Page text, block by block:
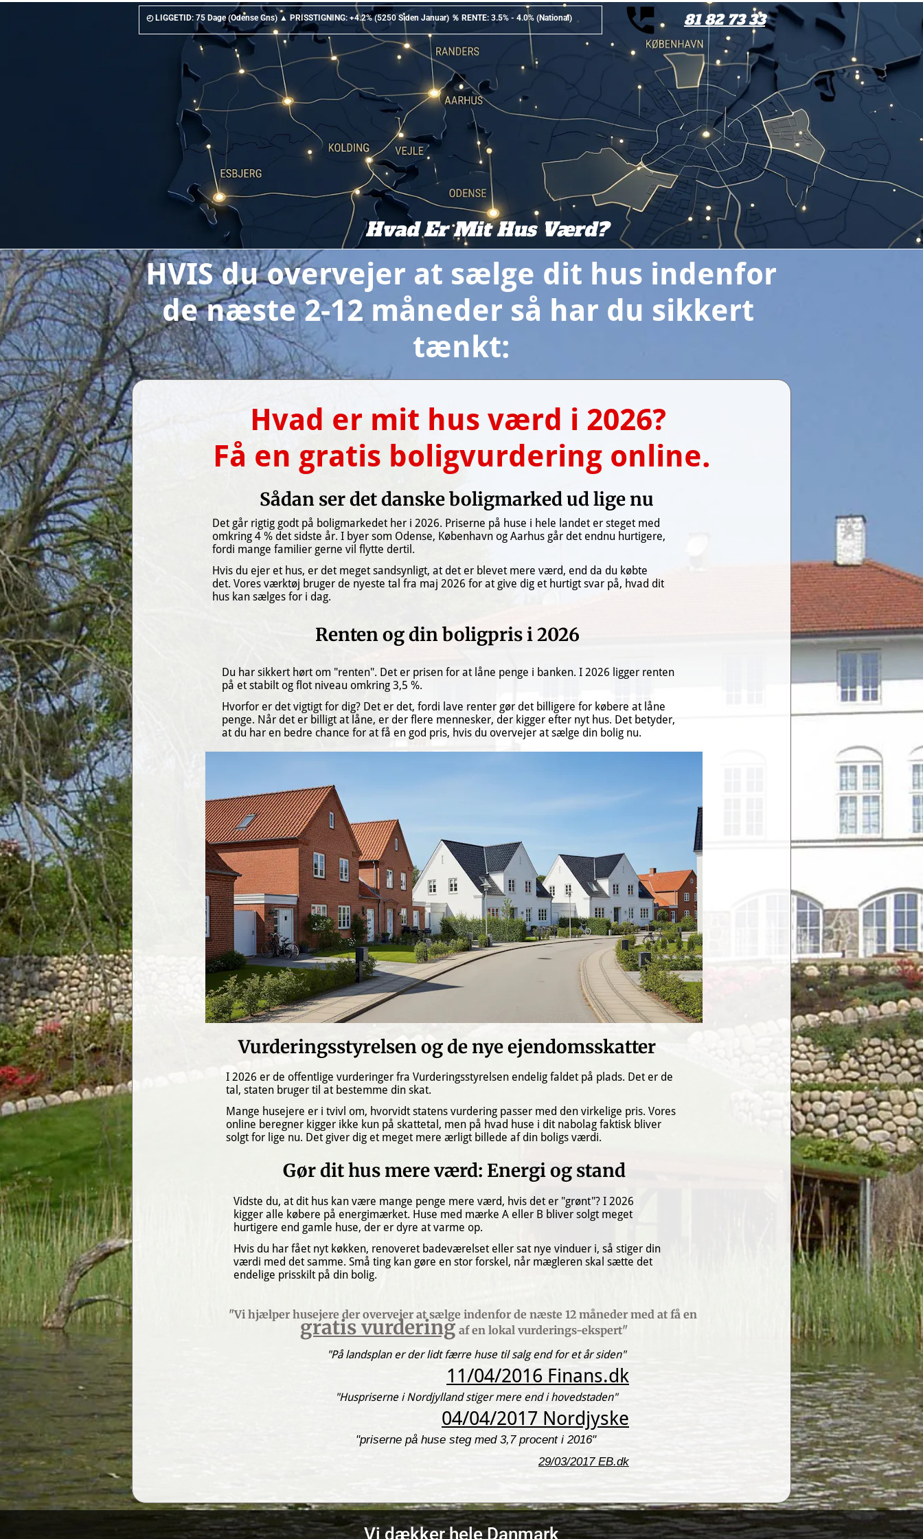
Hvad Er Mit Hus Værd?
81 82 73 33
◴ LIGGETID: 75 Dage (Odense Gns) ▲ PRISSTIGNING: +4.2% (5250 Siden Januar) ％ RENTE: 3.5% - 4.0% (National)
gratis vurdering af en lokal vurderings-ekspert"
Hvad er mit hus værd i 2026?
Få en gratis boligvurdering online.
"På landsplan er der lidt færre huse til salg end for et år siden"
11/04/2016 Finans.dk
"Huspriserne i Nordjylland stiger mere end i hovedstaden"
04/04/2017 Nordjyske
"priserne på huse steg med 3,7 procent i 2016"
29/03/2017 EB.dk
Sådan ser det danske boligmarked ud lige nu
Det går rigtig godt på boligmarkedet her i 2026. Priserne på huse i hele landet er steget med
omkring 4 % det sidste år. I byer som Odense, København og Aarhus går det endnu hurtigere,
fordi mange familier gerne vil flytte dertil.
Hvis du ejer et hus, er det meget sandsynligt, at det er blevet mere værd, end da du købte
det. Vores værktøj bruger de nyeste tal fra maj 2026 for at give dig et hurtigt svar på, hvad dit
hus kan sælges for i dag.
Renten og din boligpris i 2026
Du har sikkert hørt om "renten". Det er prisen for at låne penge i banken. I 2026 ligger renten
på et stabilt og flot niveau omkring 3,5 %.
Hvorfor er det vigtigt for dig? Det er det, fordi lave renter gør det billigere for købere at låne
penge. Når det er billigt at låne, er der flere mennesker, der kigger efter nyt hus. Det betyder,
at du har en bedre chance for at få en god pris, hvis du overvejer at sælge din bolig nu.
Vurderingsstyrelsen og de nye ejendomsskatter
I 2026 er de offentlige vurderinger fra Vurderingsstyrelsen endelig faldet på plads. Det er de
tal, staten bruger til at bestemme din skat.
Mange husejere er i tvivl om, hvorvidt statens vurdering passer med den virkelige pris. Vores
online beregner kigger ikke kun på skattetal, men på hvad huse i dit nabolag faktisk bliver
solgt for lige nu. Det giver dig et meget mere ærligt billede af din boligs værdi.
Gør dit hus mere værd: Energi og stand
Vidste du, at dit hus kan være mange penge mere værd, hvis det er "grønt"? I 2026
kigger alle købere på energimærket. Huse med mærke A eller B bliver solgt meget
hurtigere end gamle huse, der er dyre at varme op.
Hvis du har fået nyt køkken, renoveret badeværelset eller sat nye vinduer i, så stiger din
værdi med det samme. Små ting kan gøre en stor forskel, når mægleren skal sætte det
endelige prisskilt på din bolig.
HVIS du overvejer at sælge dit hus indenfor
de næste 2-12 måneder så har du sikkert
tænkt:
Vi dækker hele Danmark